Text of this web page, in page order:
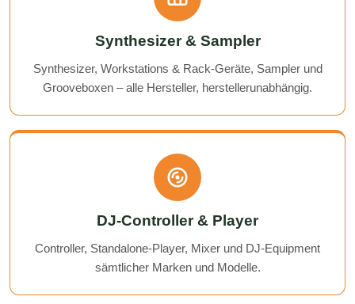
Synthesizer & Sampler
Synthesizer, Workstations & Rack-Geräte, Sampler und
Grooveboxen – alle Hersteller, herstellerunabhängig.
DJ-Controller & Player
Controller, Standalone-Player, Mixer und DJ-Equipment
sämtlicher Marken und Modelle.